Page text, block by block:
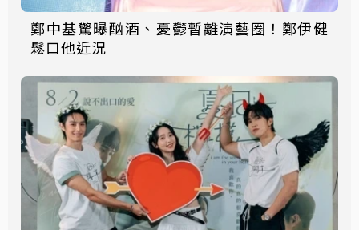
鄭中基驚曝酗酒、憂鬱暫離演藝圈！鄭伊健
鬆口他近況